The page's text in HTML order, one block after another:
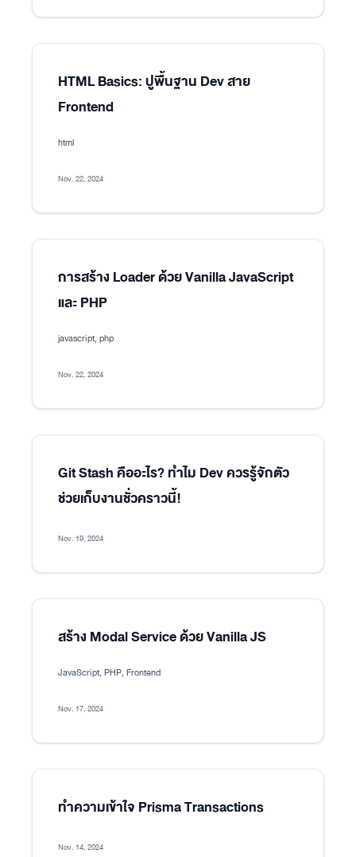
HTML Basics: ปูพื้นฐาน Dev สาย
Frontend
html
Nov. 22, 2024
การสร้าง Loader ด้วย Vanilla JavaScript
และ PHP
javascript, php
Nov. 22, 2024
Git Stash คืออะไร? ทำไม Dev ควรรู้จักตัว
ช่วยเก็บงานชั่วคราวนี้!
Nov. 19, 2024
สร้าง Modal Service ด้วย Vanilla JS
JavaScript, PHP, Frontend
Nov. 17, 2024
ทำความเข้าใจ Prisma Transactions
Nov. 14, 2024